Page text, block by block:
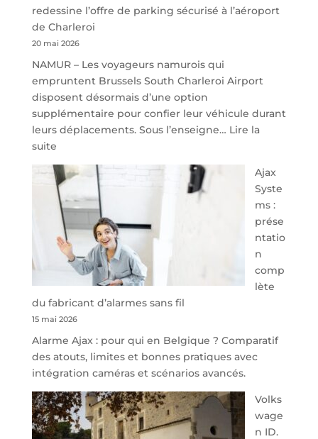
redessine l’offre de parking sécurisé à l’aéroport
de Charleroi
20 mai 2026
NAMUR – Les voyageurs namurois qui
empruntent Brussels South Charleroi Airport
disposent désormais d’une option
supplémentaire pour confier leur véhicule durant
leurs déplacements. Sous l’enseigne… Lire la
suite:
À
40
minutes
de
Namur,
Steveny
Park
redessine
de
parking
sécurisé
à
l’aéroport
de
Charleroi
Ajax
Syste
ms :
prése
ntatio
n
comp
lète
du fabricant d’alarmes sans fil
15 mai 2026
Alarme Ajax : pour qui en Belgique ? Comparatif
des atouts, limites et bonnes pratiques avec
intégration caméras et scénarios avancés.
Volks
wage
n ID.